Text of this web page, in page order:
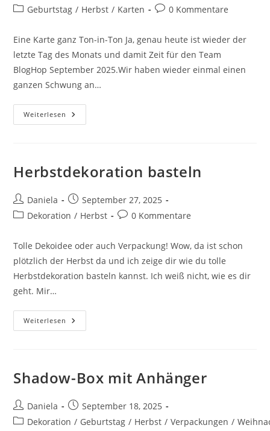
Geburtstag / Herbst / Karten 0 Kommentare
Eine Karte ganz Ton-in-Ton Ja, genau heute ist wieder der
letzte Tag des Monats und damit Zeit für den Team
BlogHop September 2025.Wir haben wieder einmal einen
ganzen Schwung an…
Weiterlesen
Herbstdekoration basteln
Daniela
September 27, 2025
Dekoration / Herbst 0 Kommentare
Tolle Dekoidee oder auch Verpackung! Wow, da ist schon
plötzlich der Herbst da und ich zeige dir wie du tolle
Herbstdekoration basteln kannst. Ich weiß nicht, wie es dir
geht. Mir…
Weiterlesen
Shadow-Box mit Anhänger
Daniela
September 18, 2025
Dekoration / Geburtstag / Herbst / Verpackungen /